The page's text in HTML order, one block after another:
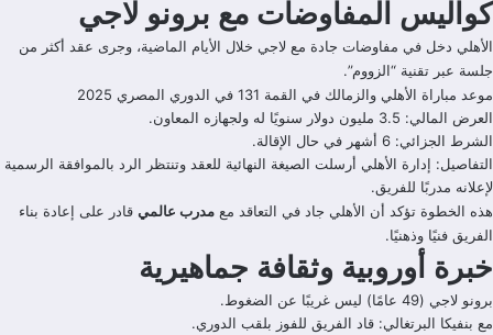
كواليس المفاوضات مع برونو لاجي
الأهلي دخل في مفاوضات جادة مع لاجي خلال الأيام الماضية، وجرى عقد أكثر من
جلسة عبر تقنية “الزووم”.
موعد مباراة الأهلي والزمالك في القمة 131 في الدوري المصري 2025
العرض المالي: 3.5 مليون دولار سنويًا له ولجهازه المعاون.
الشرط الجزائي: 6 أشهر في حال الإقالة.
التفاصيل: إدارة الأهلي أرسلت الصيغة النهائية للعقد وتنتظر الرد بالموافقة الرسمية
لإعلانه مدربًا للفريق.
هذه الخطوة تؤكد أن الأهلي جاد في التعاقد مع مدرب عالمي قادر على إعادة بناء
الفريق فنيًا وذهنيًا.
خبرة أوروبية وثقافة جماهيرية
برونو لاجي (49 عامًا) ليس غريبًا عن الضغوط.
مع بنفيكا البرتغالي: قاد الفريق للفوز بلقب الدوري.